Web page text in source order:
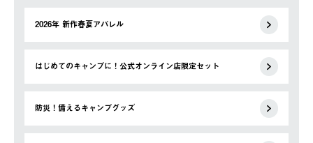
2026年 新作春夏アパレル
はじめてのキャンプに！公式オンライン店限定セット
防災！備えるキャンプグッズ